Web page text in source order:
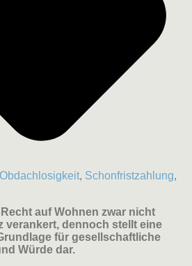
Obdachlosigkeit, Schonfristzahlung,
auf Wohnen zwar nicht
verankert, dennoch stellt eine
für gesellschaftliche
Würde dar.